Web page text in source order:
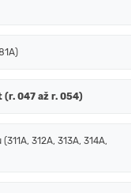
(r. 047 až r. 054)
312A, 313A, 314A,